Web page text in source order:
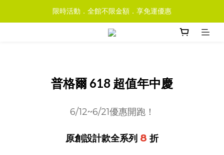
限時活動．全館不限金額．享免運優惠
普格爾 618 超值年中慶
6/12~6/21優惠開跑！
原創設計款全系列 8 折